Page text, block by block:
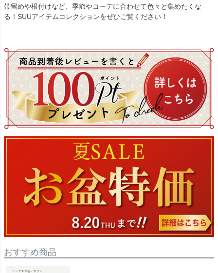
帯留めや根付けなど、季節やコーデに合わせて色々と集めたくな
る！SUUアイテムコレクションをぜひご覧ください！
おすすめ商品